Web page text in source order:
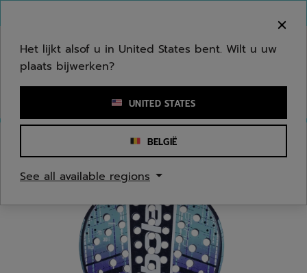
Een zoekwoord of een artikelnummer invoeren
Het lijkt alsof u in United States bent. Wilt u uw
plaats bijwerken?
UNITED STATES
BELGIË
See all available regions